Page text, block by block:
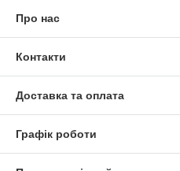
Про нас
Контакти
Доставка та оплата
Графік роботи